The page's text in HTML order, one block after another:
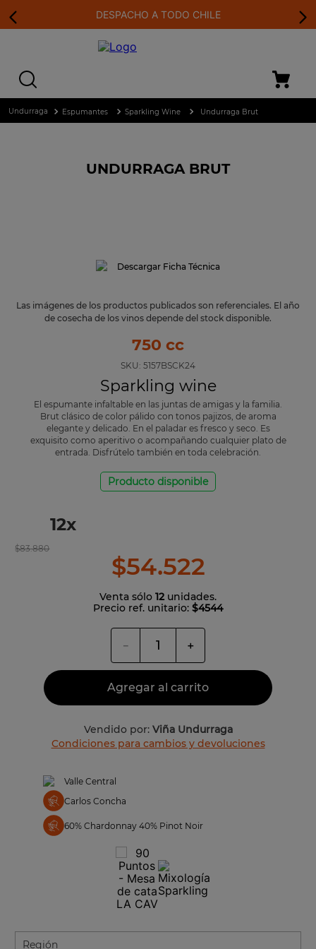
DESPACHO A TODO CHILE
Espumantes Sparkling Wine Undurraga Brut
Descargar Ficha Técnica
Las imágenes de los productos publicados son referenciales. El año
de cosecha de los vinos depende del stock disponible.
UNDURRAGA BRUT
750 cc
SKU: 5157BSCK24
Sparkling wine
El espumante infaltable en las juntas de amigas y la familia.
Brut clásico de color pálido con tonos pajizos, de aroma
elegante y delicado. En el paladar es fresco y seco. Es
exquisito como aperitivo o acompañando cualquier plato de
entrada. Disfrútelo también en toda celebración.
Producto disponible
12x
$54.522
$83.880
Venta sólo 12 unidades.
Precio ref. unitario: $4544
＋
－
Agregar al carrito
Vendido por: Viña Undurraga
Condiciones para cambios y devoluciones
Valle Central
Carlos Concha
60% Chardonnay 40% Pinot Noir
Región